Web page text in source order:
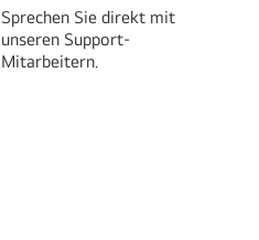
Sprechen Sie direkt mit
unseren Support-
Mitarbeitern.